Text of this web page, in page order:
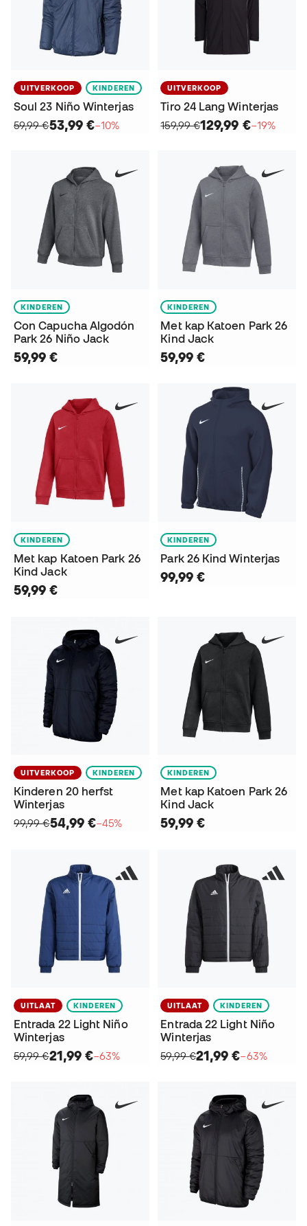
UITVERKOOP KINDEREN
Soul 23 Niño Winterjas
59,99 €53,99 €−10%
UITVERKOOP
Tiro 24 Lang Winterjas
159,99 €129,99 €−19%
KINDEREN
Con Capucha Algodón
Park 26 Niño Jack
59,99 €
KINDEREN
Met kap Katoen Park 26
Kind Jack
59,99 €
KINDEREN
Met kap Katoen Park 26
Kind Jack
59,99 €
KINDEREN
Park 26 Kind Winterjas
99,99 €
UITVERKOOP KINDEREN
Kinderen 20 herfst
Winterjas
99,99 €54,99 €−45%
KINDEREN
Met kap Katoen Park 26
Kind Jack
59,99 €
UITLAAT KINDEREN
Entrada 22 Light Niño
Winterjas
59,99 €21,99 €−63%
UITLAAT KINDEREN
Entrada 22 Light Niño
Winterjas
59,99 €21,99 €−63%